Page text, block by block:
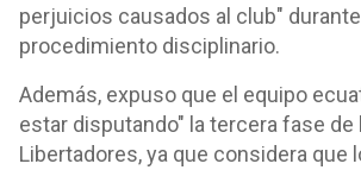
perjuicios causados al club"
procedimiento disciplinario.
Además, expuso que el equipo
estar disputando" la tercera fase de
Libertadores, ya que considera que